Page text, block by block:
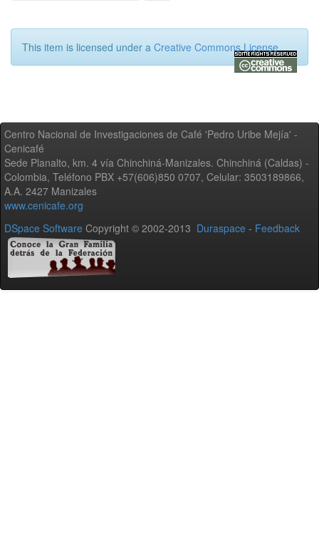
This item is licensed under a Creative Commons License
Centro Nacional de Investigaciones de Café 'Pedro Uribe Mejía' -
Cenicafé
Sede Planalto, km. 4 vía Chinchiná-Manizales. Chinchiná (Caldas) -
Colombia, Teléfono PBX +57(606)850 0707, Celular: 3503189866,
A.A. 2427 Manizales
www.cenicafe.org
DSpace Software Copyright © 2002-2013 Duraspace - Feedback